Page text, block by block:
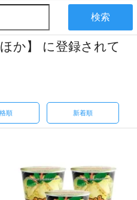
検索
か】 に登録されて
順 新着順